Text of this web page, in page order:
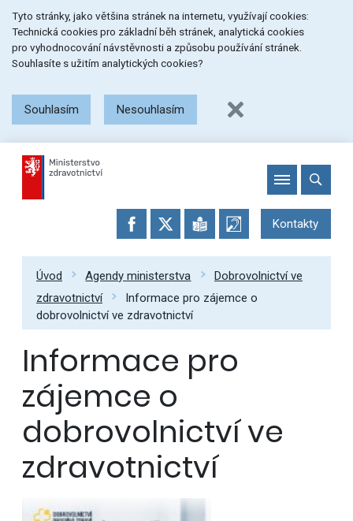
na
menu
na
obsah
na
patičku
stránky
Tyto stránky, jako většina stránek na internetu, využívají cookies:
Technická cookies pro základní běh stránek, analytická cookies
pro vyhodnocování návstěvnosti a způsobu používání stránek.
Souhlasíte s užitím analytických cookies?
Souhlasím Nesouhlasím
Kontakty
Úvod Agendy ministerstva
Dobrovolnictví ve
zdravotnictví
Informace pro zájemce o
dobrovolnictví ve zdravotnictví
Informace pro
zájemce o
dobrovolnictví ve
zdravotnictví